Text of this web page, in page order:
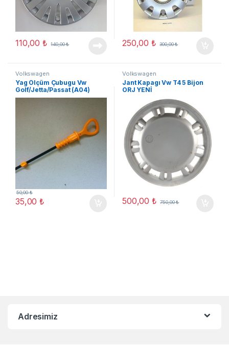
110,00₺ 140,00₺ 250,00₺ 300,00₺
Volkswagen
Yag Ölçüm Çubugu Vw
Golf/Jetta/Passat (A04)
35,00₺
50,00₺
Volkswagen
Jant Kapagı Vw T4 5 Bijon
ORJ YENİ
500,00₺ 750,00₺
Adresimiz